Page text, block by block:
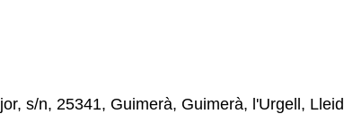
s/n, 25341, Guimerà, Guimerà, l'Urgell,